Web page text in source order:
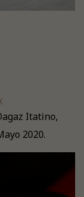
Itatino,
2020.